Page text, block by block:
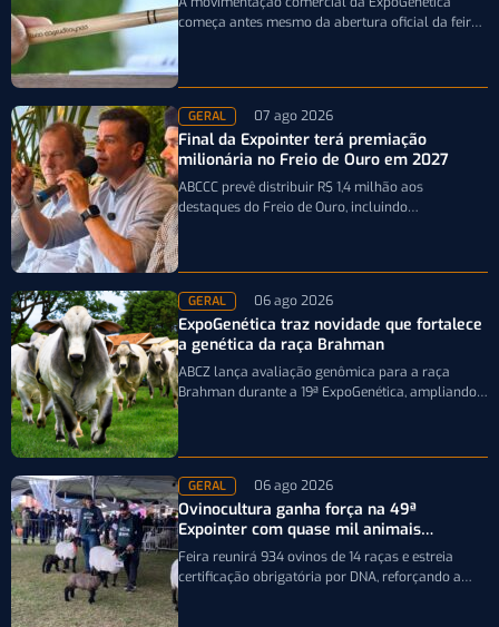
começa antes mesmo da abertura oficial da feira.
GERAL 07 ago 2026
Final da Expointer terá premiação
milionária no Freio de Ouro em 2027
ABCCC prevê distribuir R$ 1,4 milhão aos
destaques do Freio de Ouro, incluindo
GERAL 06 ago 2026
ExpoGenética traz novidade que fortalece
a genética da raça Brahman
ABCZ lança avaliação genômica para a raça
Brahman durante a 19ª ExpoGenética, ampliando a
GERAL 06 ago 2026
Ovinocultura ganha força na 49ª
Expointer com quase mil animais
inscritos
Feira reunirá 934 ovinos de 14 raças e estreia
certificação obrigatória por DNA, reforçando a